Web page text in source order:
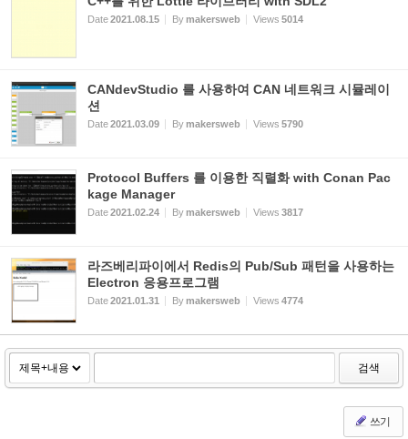
Date2021.08.15 Bymakersweb Views 5014
CANdevStudio 를 사용하여 CAN 네트워크 시뮬레이
션
Date2021.03.09 Bymakersweb Views 5790
Protocol Buffers 를 이용한 직렬화 with Conan Pac
kage Manager
Date2021.02.24 Bymakersweb Views 3817
라즈베리파이에서 Redis의 Pub/Sub 패턴을 사용하는
Electron 응용프로그램
Date2021.01.31 Bymakersweb Views 4774
검색
쓰기